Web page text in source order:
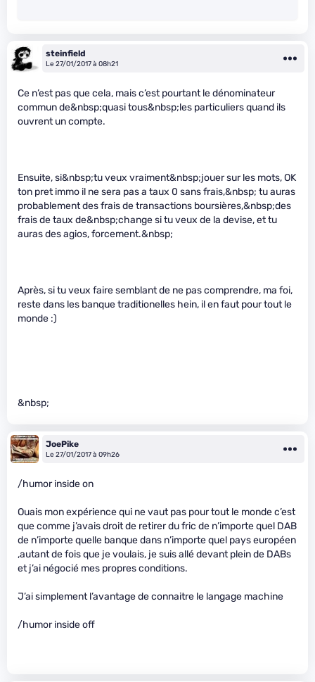
steinfield
Le 27/01/2017 à 08h21
Ce n’est pas que cela, mais c’est pourtant le dénominateur
commun de&nbsp;quasi tous&nbsp;les particuliers quand ils
ouvrent un compte.
Ensuite, si&nbsp;tu veux vraiment&nbsp;jouer sur les mots, OK
ton pret immo il ne sera pas a taux 0 sans frais,&nbsp; tu auras
probablement des frais de transactions boursières,&nbsp;des
frais de taux de&nbsp;change si tu veux de la devise, et tu
auras des agios, forcement.&nbsp;
Après, si tu veux faire semblant de ne pas comprendre, ma foi,
reste dans les banque traditionelles hein, il en faut pour tout le
monde :)
&nbsp;
JoePike
Le 27/01/2017 à 09h26
/humor inside on
Ouais mon expérience qui ne vaut pas pour tout le monde c’est
que comme j’avais droit de retirer du fric de n’importe quel DAB
de n’importe quelle banque dans n’importe quel pays européen
,autant de fois que je voulais, je suis allé devant plein de DABs
et j’ai négocié mes propres conditions.
J’ai simplement l’avantage de connaitre le langage machine
/humor inside off